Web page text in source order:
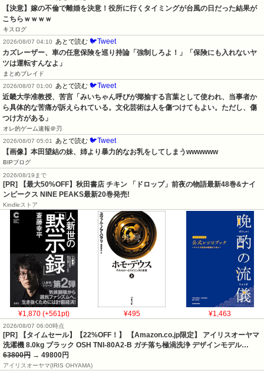
【決意】嫁の不倫で離婚を決意！役所に行くタイミングが台風の日だった結果が
こちらｗｗｗｗ
キスログ
2026/08/07 04:10
あとで読む 🐦Tweet
カズレーザー、車の任意保険を巡り持論「強制しろよ！」「保険にも入れないヤ
ツは運転すんなよ」
まとめブレイド
2026/08/07 01:00
あとで読む 🐦Tweet
近畿大学准教授、苦言「みいちゃん呼びが揶揄する言葉として使われ、当事者か
ら具体的な苦痛が訴えられている。文化芸術は人を傷つけてもよい。ただし、傷
つけ方がある」
オレ的ゲーム速報＠刃
2026/08/07 05:01
あとで読む 🐦Tweet
【画像】本田望結の妹、姉より暴力的なお乳をしてしまうwwwwww
BIPブログ
2026/08/19まで
[PR] 【最大50%OFF】秋田書店 チキン 「ドロップ」前夜の物語最新48巻&ナイ
ンピークス NINE PEAKS最新20巻発売!
Kindleストア
¥1,870 (+561pt) ¥495 ¥1,463
2026/08/07 06:00時点
[PR] 【タイムセール】【22%OFF！】 【Amazon.co.jp限定】 アイリスオーヤマ
洗濯機 8.0kg ブラック OSH TNI-80A2-B ガチ落ち極渦洗浄 デザインモデル…
63800円 → 49800円
アイリスオーヤマ(IRIS OHYAMA)